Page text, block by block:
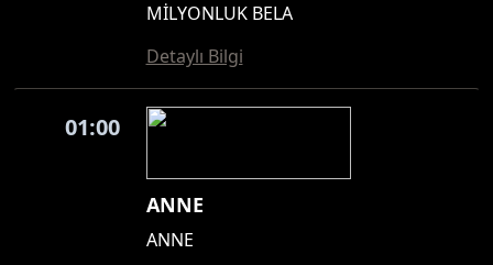
MİLYONLUK BELA
Detaylı Bilgi
01:00
ANNE
ANNE